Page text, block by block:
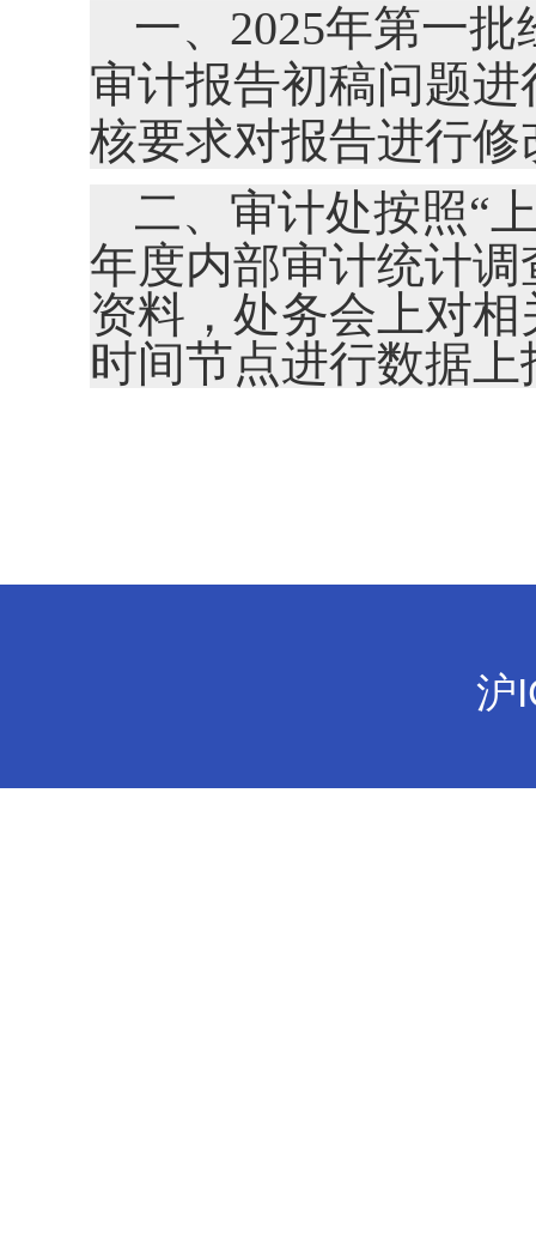
一、2025年第一
审计报告初稿问题
核要求对报告进行
二、 审计处按照“
年度内部审计统计
资料，处务会上对
时间节点进行数据上
沪